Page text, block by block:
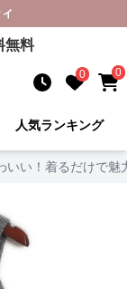
無料
0 0
人気ランキング
いい！着るだけで